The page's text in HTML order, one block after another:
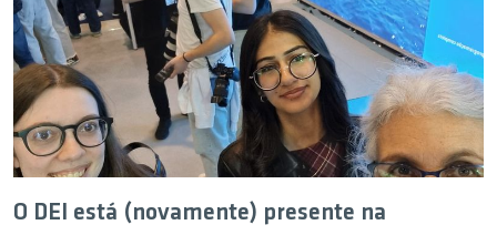
O DEI está (novamente) presente na